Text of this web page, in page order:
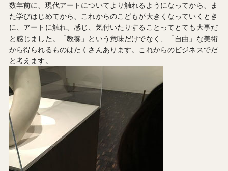
数年前に、現代アートについてより触れるようになってから、ま
た学びはじめてから、これからのこどもが大きくなっていくとき
に、アートに触れ、感じ、気付いたりすることってとても大事だ
と感じました。「教養」という意味だけでなく、「自由」な美術
から得られるものはたくさんあります。これからのビジネスでだ
と考えます。